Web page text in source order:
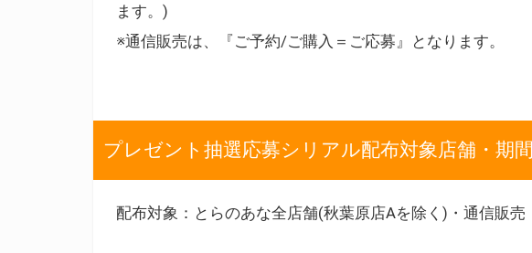
ます。)
※通信販売は、『ご予約/ご購入＝ご応募』となります。
プレゼント抽選応募シリアル配布対象店舗・期間
配布対象：とらのあな全店舗(秋葉原店Aを除く)・通信販売